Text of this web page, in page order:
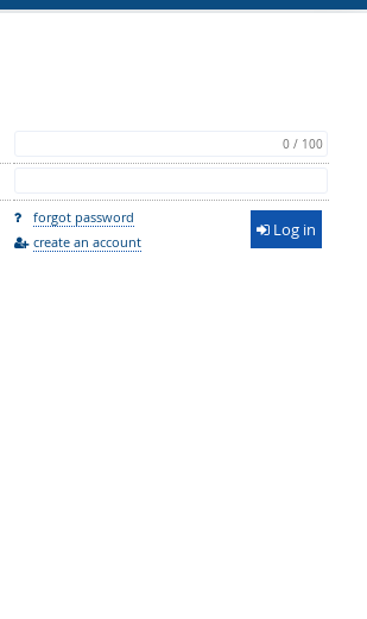
0 / 100
forgot password
create an account
Log in